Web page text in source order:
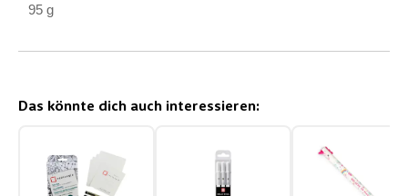
95 g
Das könnte dich auch interessieren: